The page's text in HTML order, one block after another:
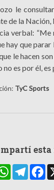
le
de la
verbal: “Me
hay que
le hacen
es por él, es
TyC Sports
WhatsApp